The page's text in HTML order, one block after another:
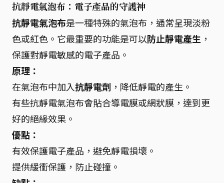
抗靜電氣泡布：電子產品的守護神
抗靜電氣泡布是一種特殊的氣泡布，通常呈現淡粉
色或紅色。它最重要的功能是可以防止靜電產生 ，
保護對靜電敏感的電子產品。
原理：
在氣泡布中加入抗靜電劑 ，降低靜電的產生。
有些抗靜電氣泡布會貼合導電膜或網狀膜，達到更
好的絕緣效果。
優點：
有效保護電子產品，避免靜電損壞。
提供緩衝保護，防止碰撞。